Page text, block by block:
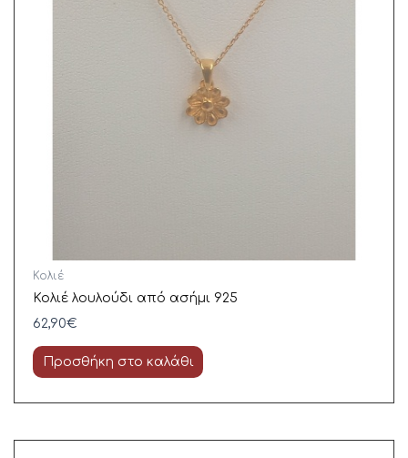
Κολιέ
Κολιέ λουλούδι από ασήμι 925
62,90€
Προσθήκη στο καλάθι